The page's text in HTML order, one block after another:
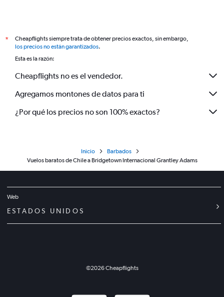
*
Cheapflights siempre trata de obtener precios exactos, sin embargo,
los precios no están garantizados.
Esta es la razón:
Cheapflights no es el vendedor.
Agregamos montones de datos para ti
¿Por qué los precios no son 100% exactos?
Inicio
Barbados
Vuelos baratos de Chile a Bridgetown Internacional Grantley Adams
Web
ESTADOS UNIDOS
©2026Cheapflights